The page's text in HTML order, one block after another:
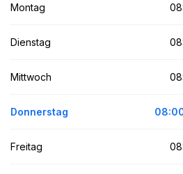
Montag
Dienstag
Mittwoch
Donnerstag
Freitag